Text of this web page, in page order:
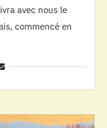
avec nous le
commencé en